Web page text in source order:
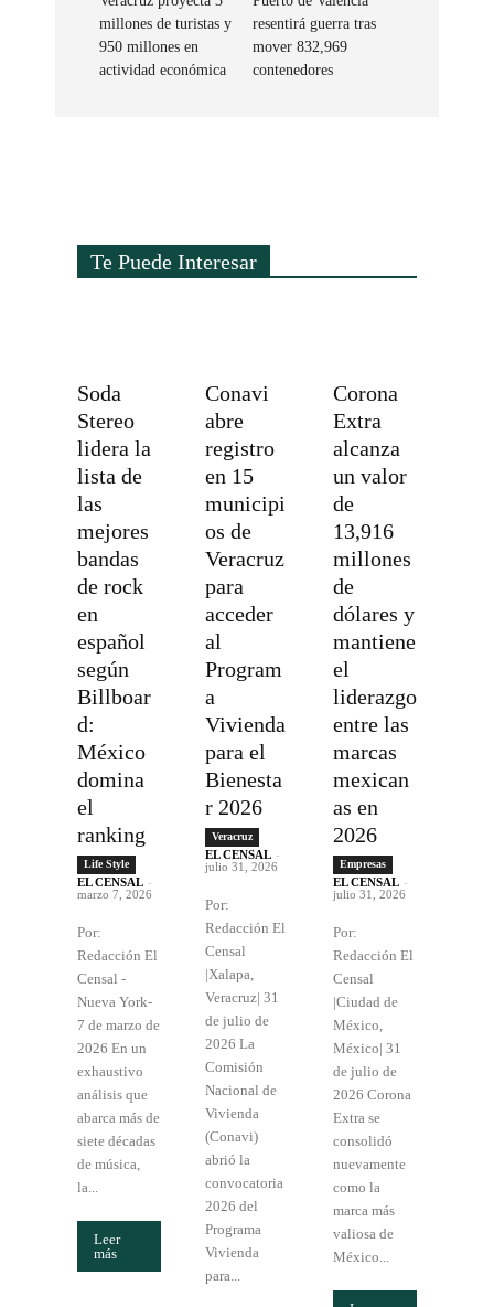
millones de turistas y
950 millones en
actividad económica
resentirá guerra tras
mover 832,969
contenedores
Te Puede Interesar
Soda
Stereo
lidera la
lista de
las
mejores
bandas
de rock
en
español
según
Billboar
d:
México
domina
el
ranking
Life Style
EL CENSAL -
marzo 7, 2026
Por:
Redacción El
Censal -
Nueva York-
7 de marzo de
2026 En un
exhaustivo
análisis que
abarca más de
siete décadas
de música,
la...
Leer
más
Conavi
abre
registro
en 15
municipi
os de
Veracruz
para
acceder
al
Program
a
Vivienda
para el
Bienesta
r 2026
Veracruz
EL CENSAL -
julio 31, 2026
Por:
Redacción El
Censal
|Xalapa,
Veracruz| 31
de julio de
2026 La
Comisión
Nacional de
Vivienda
(Conavi)
abrió la
convocatoria
2026 del
Programa
Vivienda
para...
Corona
Extra
alcanza
un valor
de
13,916
millones
de
dólares y
mantiene
el
liderazgo
entre las
marcas
mexican
as en
2026
Empresas
EL CENSAL -
julio 31, 2026
Por:
Redacción El
Censal
|Ciudad de
México,
México| 31
de julio de
2026 Corona
Extra se
consolidó
nuevamente
como la
marca más
valiosa de
México...